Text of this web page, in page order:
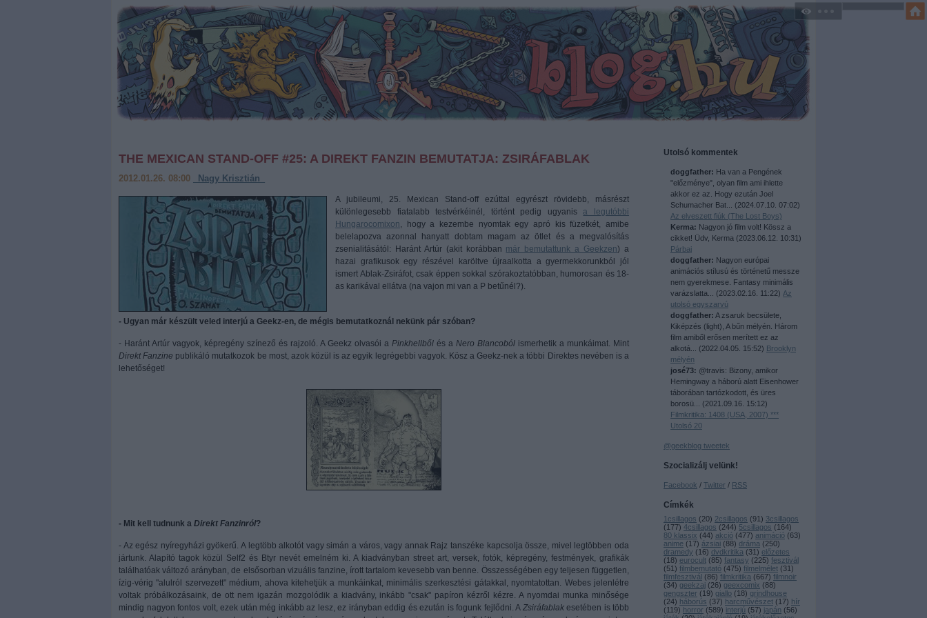
Utolsó kommentek
doggfather: Ha van a Pengének
"előzménye", olyan film ami ihlette
akkor ez az. Hogy ezután Joel
Schumacher Bat... (2024.07.10. 07:02)
Az elveszett fiúk (The Lost Boys)
Kerma: Nagyon jó film volt! Kössz a
cikket! Üdv, Kerma (2023.06.12. 10:31)
Párbaj
doggfather: Nagyon európai
animációs stílusú és történetű messze
nem gyerekmese. Fantasy minimális
varázslatta... (2023.02.16. 11:22) Az
utolsó egyszarvú
doggfather: A zsaruk becsülete,
Kiképzés (light), A bűn mélyén. Három
film amiből erősen merített ez az
alkotá... (2022.04.05. 15:52) Brooklyn
mélyén
josé73: @travis: Bizony, amikor
Hemingway a háború alatt Eisenhower
táborában tartózkodott, és üres
borosü... (2021.09.16. 15:12)
Filmkritika: 1408 (USA, 2007) ***
Utolsó 20
@geekblog tweetek
Szocializálj velünk!
Facebook / Twitter / RSS
Címkék
1csillagos (20) 2csillagos (91) 3csillagos
(177) 4csillagos (244) 5csillagos (164)
80 klassix (44) akció (477) animáció (63)
anime (17) ázsiai (88) dráma (250)
dramedy (16) dvdkritika (31) előzetes
(18) eurocult (85) fantasy (225) fesztivál
(51) filmbemutató (475) filmelmélet (31)
filmfesztivál (86) filmkritika (667) filmnoir
(34) geekzaj (26) geexcomix (88)
gengszter (19) giallo (18) grindhouse
(24) háborús (37) harcművészet (17) hír
(119) horror (589) interjú (57) japán (56)
THE MEXICAN STAND-OFF #25: A DIREKT FANZIN BEMUTATJA: ZSIRÁFABLAK
2012.01.26. 08:00 _Nagy Krisztián_
A jubileumi, 25. Mexican Stand-off ezúttal egyrészt rövidebb, másrészt
különlegesebb fiatalabb testvérkéinél, történt pedig ugyanis a legutóbbi
Hungarocomixon, hogy a kezembe nyomtak egy apró kis füzetkét, amibe
belelapozva azonnal hanyatt dobtam magam az ötlet és a megvalósítás
zsenialitásától: Haránt Artúr (akit korábban már bemutattunk a Geekzen) a
hazai grafikusok egy részével karöltve újraalkotta a gyermekkorunkból jól
ismert Ablak-Zsiráfot, csak éppen sokkal szórakoztatóbban, humorosan és 18-
as karikával ellátva (na vajon mi van a P betűnél?).
- Ugyan már készült veled interjú a Geekz-en, de mégis bemutatkoznál nekünk pár szóban?
- Haránt Artúr vagyok, képregény színező és rajzoló. A Geekz olvasói a Pinkhellből és a Nero Blancoból ismerhetik a munkáimat. Mint
Direkt Fanzine publikáló mutatkozok be most, azok közül is az egyik legrégebbi vagyok. Kösz a Geekz-nek a többi Direktes nevében is a
lehetőséget!
- Mit kell tudnunk a Direkt Fanzinról?
- Az egész nyíregyházi gyökerű. A legtöbb alkotót vagy simán a város, vagy annak Rajz tanszéke kapcsolja össze, mivel legtöbben oda
jártunk. Alapító tagok közül Self2 és Btyr nevét emelném ki. A kiadványban street art, versek, fotók, képregény, festmények, grafikák
találhatóak változó arányban, de elsősorban vizuális fanzine, írott tartalom kevesebb van benne. Összességében egy teljesen független,
ízig-vérig "alulról szervezett" médium, ahova kitehetjük a munkáinkat, minimális szerkesztési gátakkal, nyomtatottan. Webes jelenlétre
voltak próbálkozásaink, de ott nem igazán mozgolódik a kiadvány, inkább "csak" papíron kézről kézre. A nyomdai munka minősége
mindig nagyon fontos volt, ezek után még inkább az lesz, ez irányban eddig és ezután is fogunk fejlődni. A Zsiráfablakesetében is több